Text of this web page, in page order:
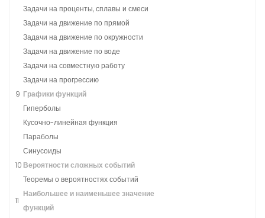
Задачи на проценты, сплавы и смеси
Задачи на движение по прямой
Задачи на движение по окружности
Задачи на движение по воде
Задачи на совместную работу
Задачи на прогрессию
9 Графики функций
Гиперболы
Кусочно-линейная функция
Параболы
Синусоиды
10 Вероятности сложных событий
Теоремы о вероятностях событий
11
Наибольшее и наименьшее значение
функций